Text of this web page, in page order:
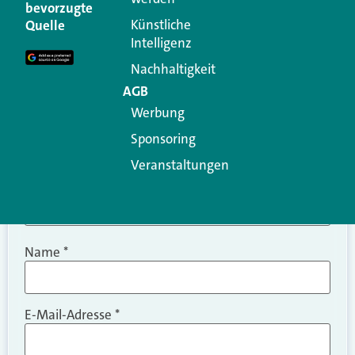
Erforderliche Felder sind mit
Kommentar
Name *
E-Mail-Adresse *
bevorzugte
Quelle
Künstliche
Intelligenz
Nachhaltigkeit
AGB
Werbung
Sponsoring
Veranstaltungen